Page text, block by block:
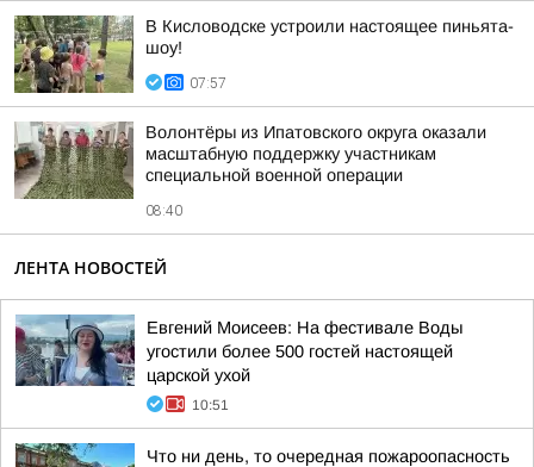
В Кисловодске устроили настоящее пиньята-
шоу!
07:57
Волонтёры из Ипатовского округа оказали
масштабную поддержку участникам
специальной военной операции
08:40
ЛЕНТА НОВОСТЕЙ
Евгений Моисеев: На фестивале Воды
угостили более 500 гостей настоящей
царской ухой
10:51
Что ни день, то очередная пожароопасность